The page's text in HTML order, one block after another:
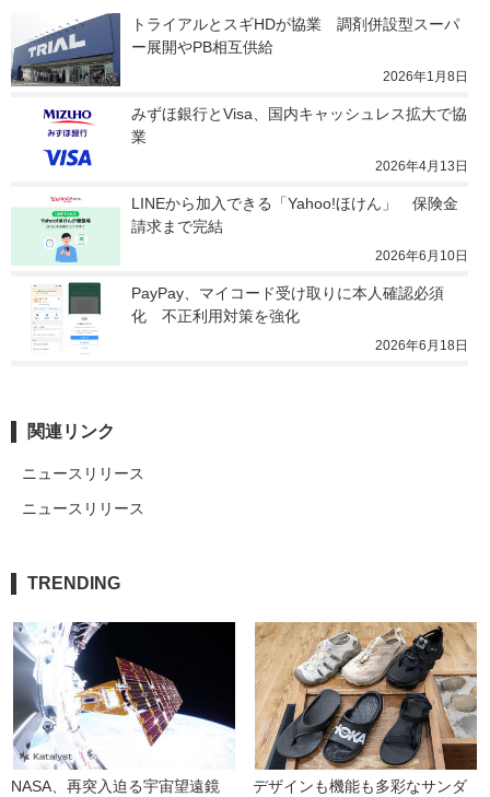
トライアルとスギHDが協業　調剤併設型スーパ
ー展開やPB相互供給
2026年1月8日
みずほ銀行とVisa、国内キャッシュレス拡大で協
業
2026年4月13日
LINEから加入できる「Yahoo!ほけん」　保険金
請求まで完結
2026年6月10日
PayPay、マイコード受け取りに本人確認必須
化　不正利用対策を強化
2026年6月18日
関連リンク
ニュースリリース
ニュースリリース
TRENDING
NASA、再突入迫る宇宙望遠鏡
デザインも機能も多彩なサンダ